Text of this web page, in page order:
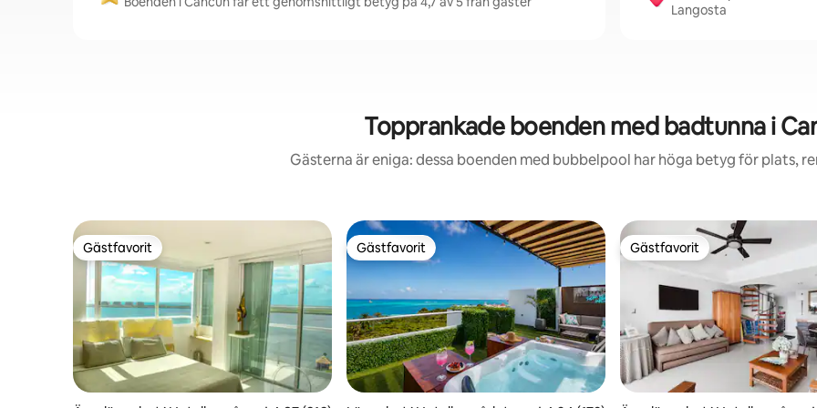
Langosta
Topprankade boenden med badtunna i
Gästerna är eniga: dessa boenden med bubbelpool har höga betyg för plats,
Gästfavorit
Gästfavorit Gästfavorit
Gästfavorit Gästfavorit
Gästfavorit